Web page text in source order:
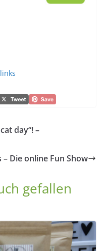
day“! –
Die online Fun Show
gefallen